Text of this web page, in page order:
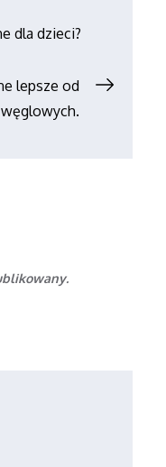
dla dzieci?
lepsze od